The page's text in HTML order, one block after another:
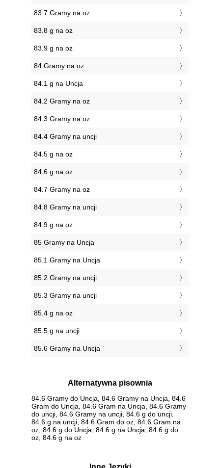
83.7 Gramy na oz
83.8 g na oz
83.9 g na oz
84 Gramy na oz
84.1 g na Uncja
84.2 Gramy na oz
84.3 Gramy na oz
84.4 Gramy na uncji
84.5 g na oz
84.6 g na oz
84.7 Gramy na oz
84.8 Gramy na uncji
84.9 g na oz
85 Gramy na Uncja
85.1 Gramy na Uncja
85.2 Gramy na uncji
85.3 Gramy na uncji
85.4 g na oz
85.5 g na uncji
85.6 Gramy na Uncja
Alternatywna pisownia
84.6 Gramy do Uncja, 84.6 Gramy na Uncja, 84.6
Gram do Uncja, 84.6 Gram na Uncja, 84.6 Gramy
do uncji, 84.6 Gramy na uncji, 84.6 g do uncji,
84.6 g na uncji, 84.6 Gram do oz, 84.6 Gram na
oz, 84.6 g do Uncja, 84.6 g na Uncja, 84.6 g do
oz, 84.6 g na oz